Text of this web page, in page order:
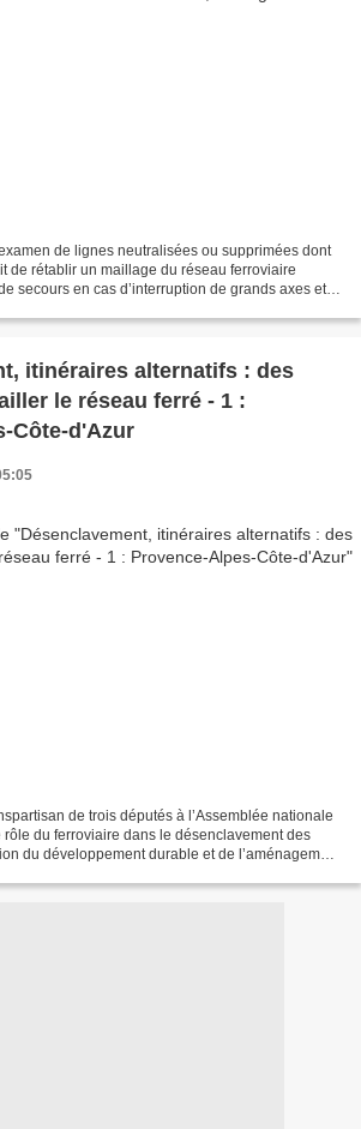
de lignes neutralisées ou supprimées dont
de rétablir un maillage du réseau ferroviaire
secours en cas d’interruption de grands axes et
itinéraires alternatifs : des
le réseau ferré - 1 :
Côte-d'Azur
de trois députés à l’Assemblée nationale
du ferroviaire dans le désenclavement des
du développement durable et de l’aménagement